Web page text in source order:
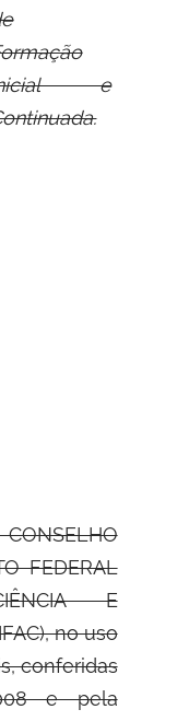
e
FEDERAL
E
no uso
conferidas
e pela